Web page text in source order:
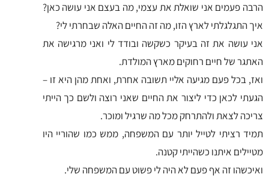
הרבה פעמים אני שואלת את עצמי, מה בעצם אני עושה כאן?
איך התגלגלתי לארץ הזו, מה זה החיים האלה שבחרתי לי?
אני עושה את זה בעיקר כשקשה ובודד לי ואני מרגישה את
האתגר של חיים רחוקים מארץ המולדת.
ואז, בכל פעם מגיעה אליי תשובה אחרת, ואחת מהן היא זו –
הגעתי לכאן כדי ליצור את החיים שאני רוצה ולשם כך הייתי
צריכה לצאת ולהתרחק מכל מה שרגיל ומוכר.
‏תמיד רציתי לטייל יותר עם המשפחה, ממש כמו שהוריי היו
מטיילים איתנו כשהייתי קטנה.
‏ואיכשהו זה אף פעם לא היה לי פשוט עם המשפחה שלי.